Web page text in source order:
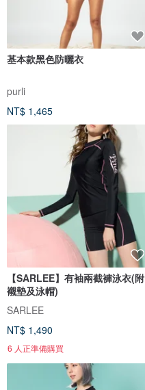
基本款黑色防曬衣
purli
NT$ 1,465
【SARLEE】有袖兩截褲泳衣(附
襯墊及泳帽)
SARLEE
NT$ 1,490
6 人正準備購買